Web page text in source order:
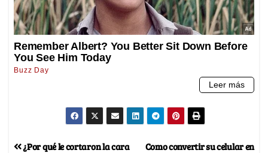
Como convertir su celular en
¿Por qué le cortaron la cara